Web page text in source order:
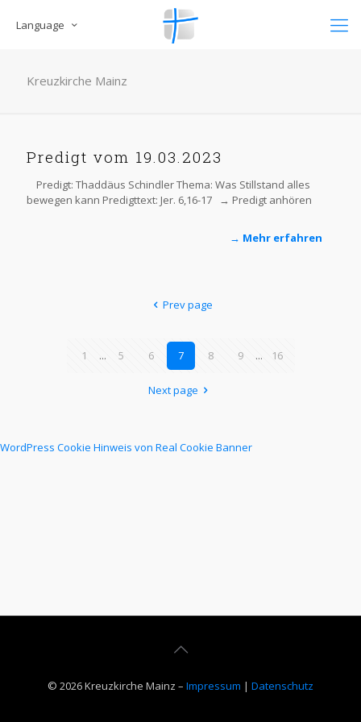
Language
Kreuzkirche Mainz
Predigt vom 19.03.2023
Predigt: Thaddäus Schindler Thema: Was Stillstand alles
bewegen kann Predigttext: Jer. 6,16-17 → Predigt anhören
→ Mehr erfahren
Prev page
1 ... 5 6 7 8 9 ... 16
Next page
© 2026 Kreuzkirche Mainz – Impressum | Datenschutz
WordPress Cookie Hinweis von Real Cookie Banner